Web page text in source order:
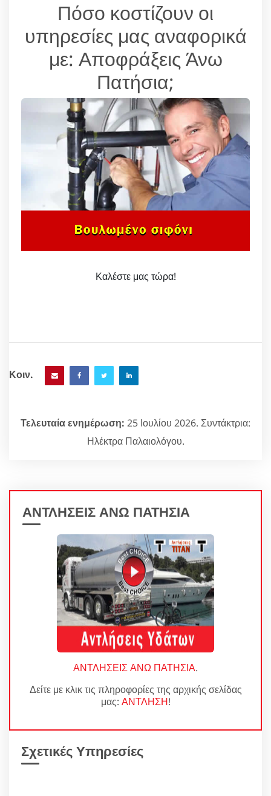
Πόσο κοστίζουν οι
υπηρεσίες μας αναφορικά
με: Αποφράξεις Άνω
Πατήσια;
Καλέστε μας τώρα!
Κοιν.
Τελευταία ενημέρωση: 25 Ιουλίου 2026. Συντάκτρια:
Ηλέκτρα Παλαιολόγου.
ΑΝΤΛΗΣΕΙΣ ΑΝΩ ΠΑΤΗΣΙΑ
ΑΝΤΛΗΣΕΙΣ ΑΝΩ ΠΑΤΗΣΙΑ.
Δείτε με κλικ τις πληροφορίες της αρχικής σελίδας
μας: ΑΝΤΛΗΣΗ!
Σχετικές Υπηρεσίες